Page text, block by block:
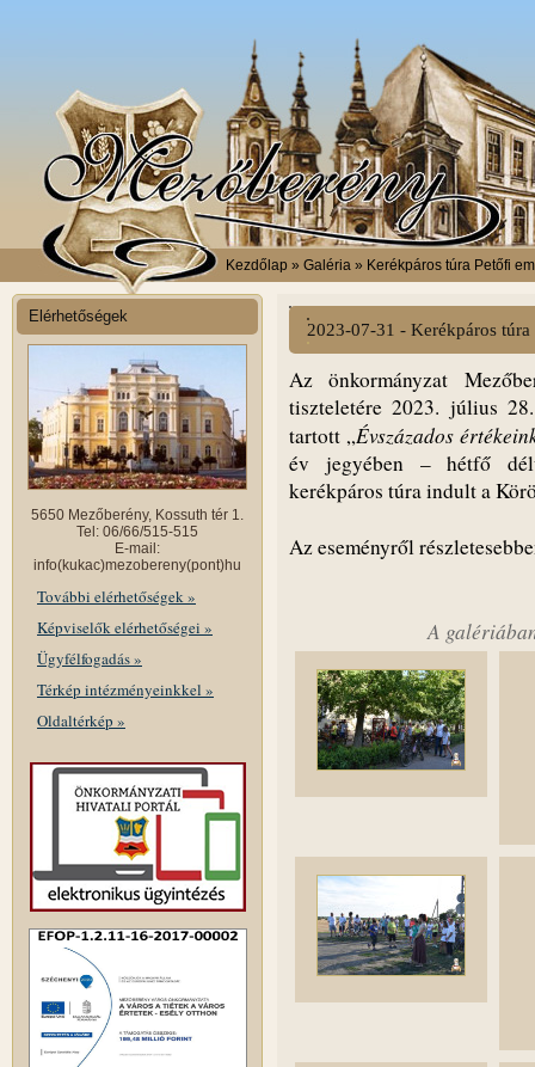
Kezdőlap » Galéria » Kerékpáros túra Petőfi
Elérhetőségek
5650 Mezőberény, Kossuth tér 1.
Tel: 06/66/515-515
E-mail:
info(kukac)mezobereny(pont)hu
További elérhetőségek »
Képviselők elérhetőségei »
Ügyfélfogadás »
Térkép intézményeinkkel »
Oldaltérkép »
2023-07-31 - Kerékpáros
Az önkormányzat
tiszteletére 2023. július
tartott „Évszázados
év jegyében – hétfő
kerékpáros túra indult a
Az eseményről
A